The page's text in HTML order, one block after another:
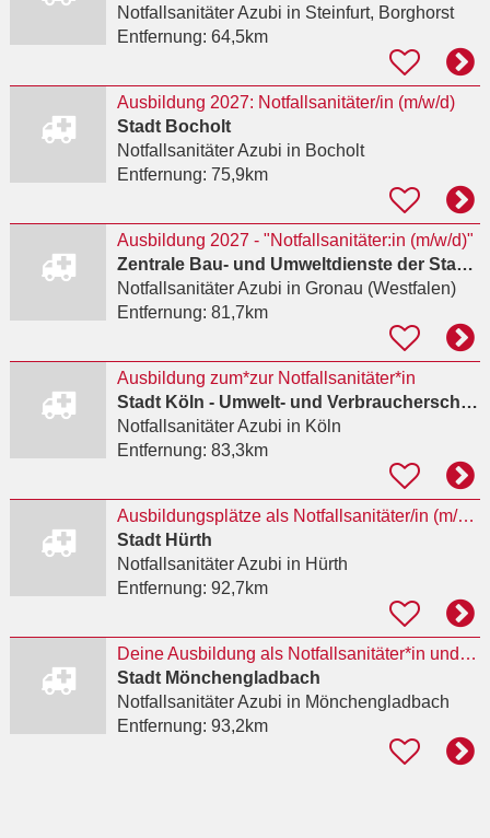
Notfallsanitäter Azubi in Steinfurt, Borghorst
Entfernung: 64,5km
Ausbildung 2027: Notfallsanitäter/in (m/w/d)
Stadt Bocholt
Notfallsanitäter Azubi in Bocholt
Entfernung: 75,9km
Ausbildung 2027 - "Notfallsanitäter:in (m/w/d)"
Zentrale Bau- und Umweltdienste der Stadt Gronau
Notfallsanitäter Azubi in Gronau (Westfalen)
Entfernung: 81,7km
Ausbildung zum*zur Notfallsanitäter*in
Stadt Köln - Umwelt- und Verbraucherschutzamt
Notfallsanitäter Azubi in Köln
Entfernung: 83,3km
Ausbildungsplätze als Notfallsanitäter/in (m/w/d) 2027
Stadt Hürth
Notfallsanitäter Azubi in Hürth
Entfernung: 92,7km
Deine Ausbildung als Notfallsanitäter*in und Brandmeister*in (112 MEDIC)
Stadt Mönchengladbach
Notfallsanitäter Azubi in Mönchengladbach
Entfernung: 93,2km